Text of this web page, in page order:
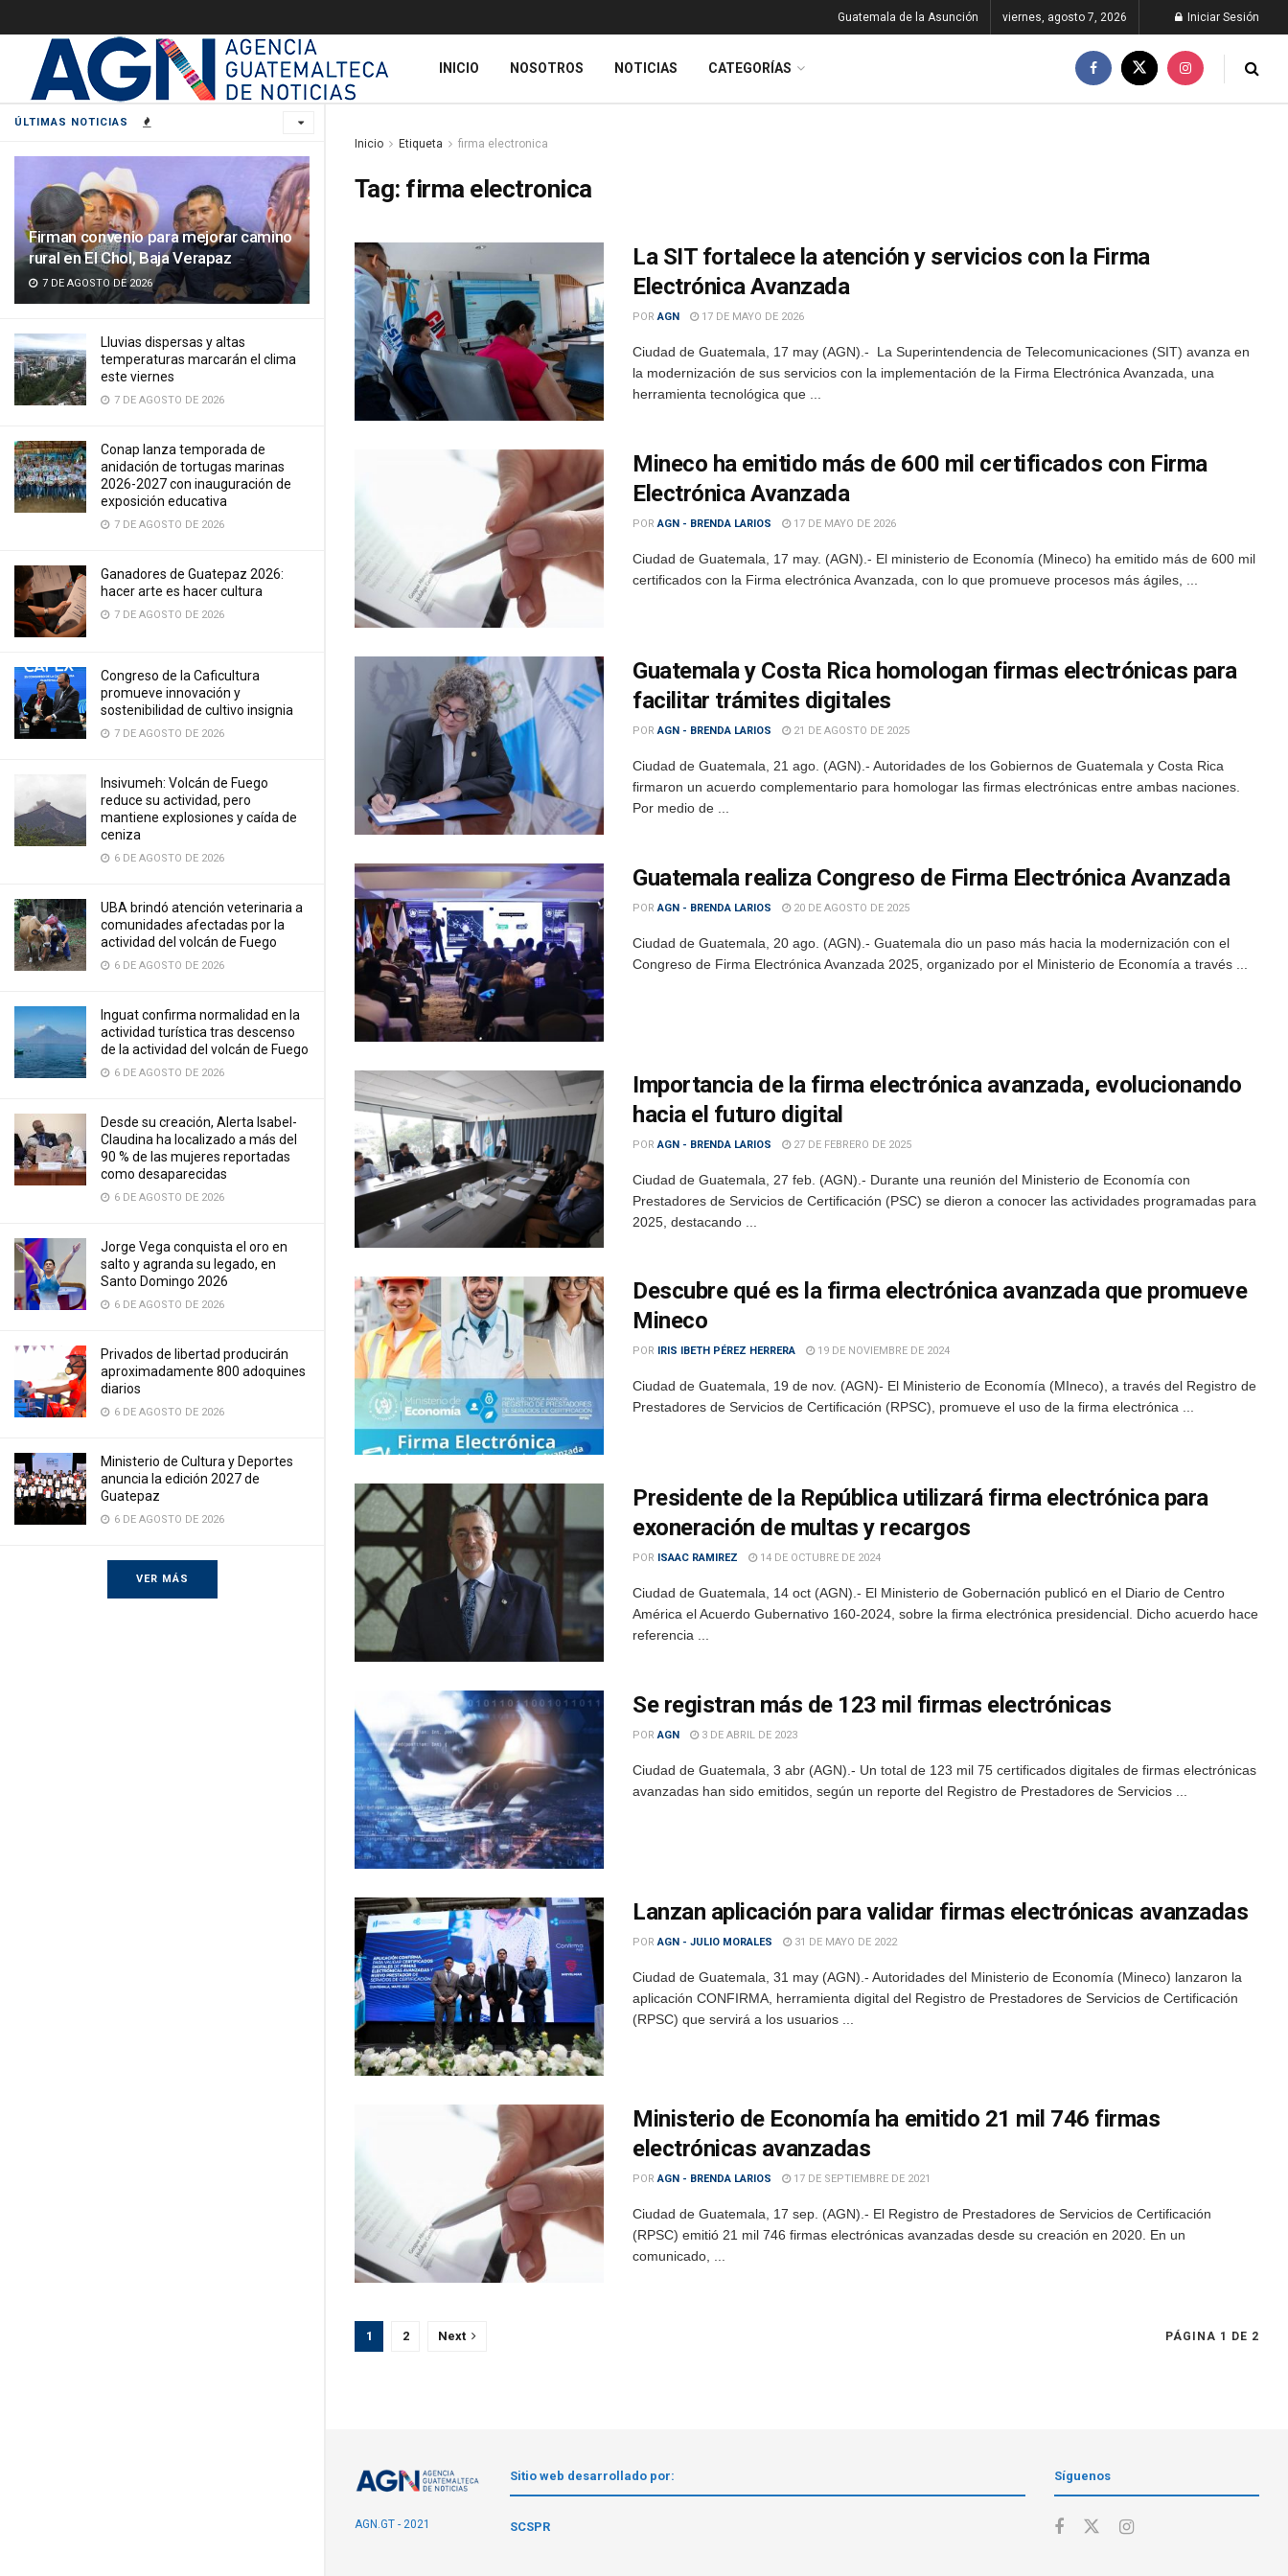
ÚLTIMAS NOTICIAS
Firman convenio para mejorar camino
rural en El Chol, Baja Verapaz
7 DE AGOSTO DE 2026
Lluvias dispersas y altas
temperaturas marcarán el clima
este viernes
7 DE AGOSTO DE 2026
Conap lanza temporada de
anidación de tortugas marinas
2026-2027 con inauguración de
exposición educativa
7 DE AGOSTO DE 2026
Ganadores de Guatepaz 2026:
hacer arte es hacer cultura
7 DE AGOSTO DE 2026
Congreso de la Caficultura
promueve innovación y
sostenibilidad de cultivo insignia
7 DE AGOSTO DE 2026
Insivumeh: Volcán de Fuego
reduce su actividad, pero
mantiene explosiones y caída de
ceniza
6 DE AGOSTO DE 2026
UBA brindó atención veterinaria a
comunidades afectadas por la
actividad del volcán de Fuego
6 DE AGOSTO DE 2026
Inguat confirma normalidad en la
actividad turística tras descenso
de la actividad del volcán de Fuego
6 DE AGOSTO DE 2026
Desde su creación, Alerta Isabel-
Claudina ha localizado a más del
90 % de las mujeres reportadas
como desaparecidas
6 DE AGOSTO DE 2026
Jorge Vega conquista el oro en
salto y agranda su legado, en
Santo Domingo 2026
6 DE AGOSTO DE 2026
Privados de libertad producirán
aproximadamente 800 adoquines
diarios
6 DE AGOSTO DE 2026
Ministerio de Cultura y Deportes
anuncia la edición 2027 de
Guatepaz
6 DE AGOSTO DE 2026
VER MÁS
Guatemala de la Asunción viernes, agosto 7, 2026 Iniciar Sesión
INICIO NOSOTROS NOTICIAS CATEGORÍAS
Inicio Etiqueta firma electronica
Tag: firma electronica
La SIT fortalece la atención y servicios con la Firma
Electrónica Avanzada
POR AGN 17 DE MAYO DE 2026
Ciudad de Guatemala, 17 may (AGN).- La Superintendencia de Telecomunicaciones (SIT) avanza en
la modernización de sus servicios con la implementación de la Firma Electrónica Avanzada, una
herramienta tecnológica que ...
Mineco ha emitido más de 600 mil certificados con Firma
Electrónica Avanzada
POR AGN - BRENDA LARIOS 17 DE MAYO DE 2026
Ciudad de Guatemala, 17 may. (AGN).- El ministerio de Economía (Mineco) ha emitido más de 600 mil
certificados con la Firma electrónica Avanzada, con lo que promueve procesos más ágiles, ...
Guatemala y Costa Rica homologan firmas electrónicas para
facilitar trámites digitales
POR AGN - BRENDA LARIOS 21 DE AGOSTO DE 2025
Ciudad de Guatemala, 21 ago. (AGN).- Autoridades de los Gobiernos de Guatemala y Costa Rica
firmaron un acuerdo complementario para homologar las firmas electrónicas entre ambas naciones.
Por medio de ...
Guatemala realiza Congreso de Firma Electrónica Avanzada
POR AGN - BRENDA LARIOS 20 DE AGOSTO DE 2025
Ciudad de Guatemala, 20 ago. (AGN).- Guatemala dio un paso más hacia la modernización con el
Congreso de Firma Electrónica Avanzada 2025, organizado por el Ministerio de Economía a través ...
Importancia de la firma electrónica avanzada, evolucionando
hacia el futuro digital
POR AGN - BRENDA LARIOS 27 DE FEBRERO DE 2025
Ciudad de Guatemala, 27 feb. (AGN).- Durante una reunión del Ministerio de Economía con
Prestadores de Servicios de Certificación (PSC) se dieron a conocer las actividades programadas para
2025, destacando ...
Descubre qué es la firma electrónica avanzada que promueve
Mineco
POR IRIS IBETH PÉREZ HERRERA 19 DE NOVIEMBRE DE 2024
Ciudad de Guatemala, 19 de nov. (AGN)- El Ministerio de Economía (MIneco), a través del Registro de
Prestadores de Servicios de Certificación (RPSC), promueve el uso de la firma electrónica ...
Presidente de la República utilizará firma electrónica para
exoneración de multas y recargos
POR ISAAC RAMIREZ 14 DE OCTUBRE DE 2024
Ciudad de Guatemala, 14 oct (AGN).- El Ministerio de Gobernación publicó en el Diario de Centro
América el Acuerdo Gubernativo 160-2024, sobre la firma electrónica presidencial. Dicho acuerdo hace
referencia ...
Se registran más de 123 mil firmas electrónicas
POR AGN 3 DE ABRIL DE 2023
Ciudad de Guatemala, 3 abr (AGN).- Un total de 123 mil 75 certificados digitales de firmas electrónicas
avanzadas han sido emitidos, según un reporte del Registro de Prestadores de Servicios ...
Lanzan aplicación para validar firmas electrónicas avanzadas
POR AGN - JULIO MORALES 31 DE MAYO DE 2022
Ciudad de Guatemala, 31 may (AGN).- Autoridades del Ministerio de Economía (Mineco) lanzaron la
aplicación CONFIRMA, herramienta digital del Registro de Prestadores de Servicios de Certificación
(RPSC) que servirá a los usuarios ...
Ministerio de Economía ha emitido 21 mil 746 firmas
electrónicas avanzadas
POR AGN - BRENDA LARIOS 17 DE SEPTIEMBRE DE 2021
Ciudad de Guatemala, 17 sep. (AGN).- El Registro de Prestadores de Servicios de Certificación
(RPSC) emitió 21 mil 746 firmas electrónicas avanzadas desde su creación en 2020. En un
comunicado, ...
PÁGINA 1 DE 2
1 2 Next
AGN.GT - 2021
Sitio web desarrollado por:
SCSPR
Síguenos